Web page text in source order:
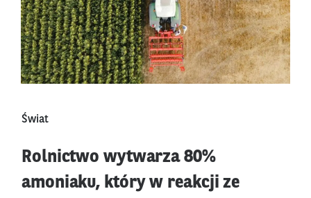
Świat
Rolnictwo wytwarza 80%
amoniaku, który w reakcji ze